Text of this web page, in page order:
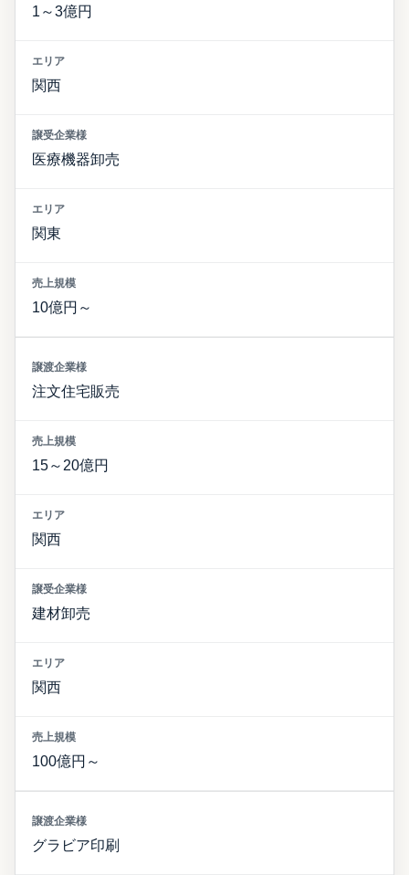
1～3億円
関西
医療機器卸売
関東
10億円～
注文住宅販売
15～20億円
関西
建材卸売
関西
100億円～
グラビア印刷